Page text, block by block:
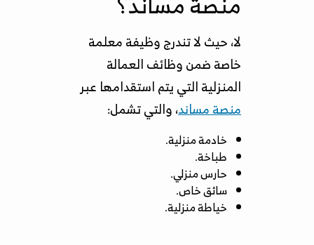
لا، حيث لا تندرج وظيفة معلمة
خاصة ضمن وظائف العمالة
المنزلية التي يتم استقدامها عبر
منصة مساند، والتي تشمل:
خادمة منزلية.
طباخة.
حارس منزلي.
سائق خاص.
خياطة منزلية.